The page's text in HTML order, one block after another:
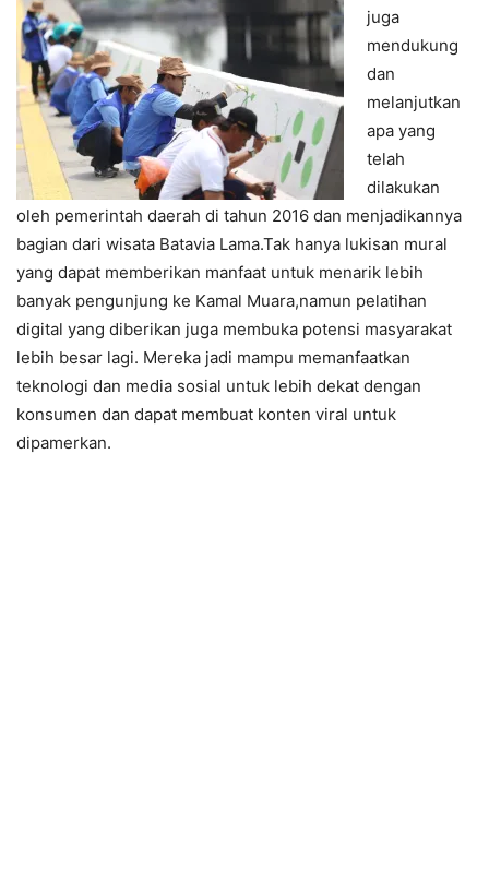
juga
mendukung
dan
melanjutkan
apa yang
telah
dilakukan
oleh pemerintah daerah di tahun 2016 dan menjadikannya
bagian dari wisata Batavia Lama.Tak hanya lukisan mural
yang dapat memberikan manfaat untuk menarik lebih
banyak pengunjung ke Kamal Muara,namun pelatihan
digital yang diberikan juga membuka potensi masyarakat
lebih besar lagi. Mereka jadi mampu memanfaatkan
teknologi dan media sosial untuk lebih dekat dengan
konsumen dan dapat membuat konten viral untuk
dipamerkan.